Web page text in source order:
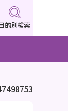
目的別検索